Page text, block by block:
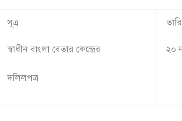
সূত্র
স্বাধীন বাংলা বেতার কেন্দ্রের
দলিলপত্র
২০